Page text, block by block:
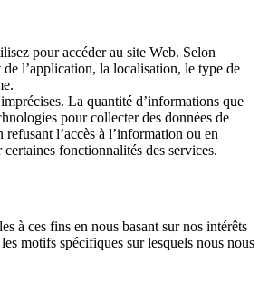
pour accéder au site Web. Selon
l’application, la localisation, le type de
La quantité d’informations que
pour collecter des données de
l’accès à l’information ou en
fonctionnalités des services.
à ces fins en nous basant sur nos intérêts
motifs spécifiques sur lesquels nous nous